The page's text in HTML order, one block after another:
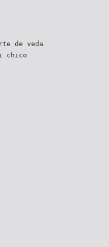
de veda
chico